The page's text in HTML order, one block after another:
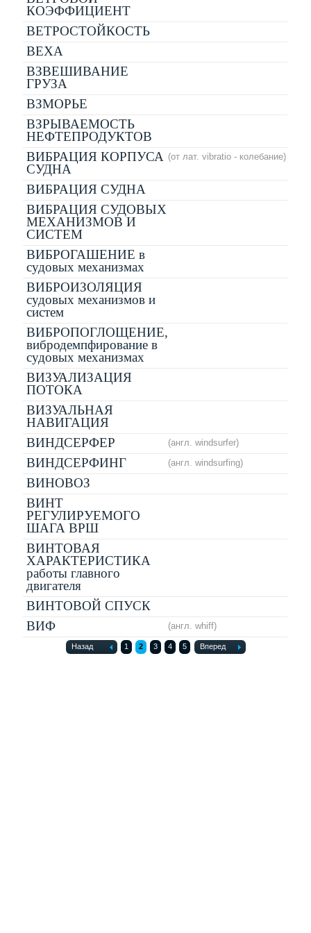
КОЭФФИЦИЕНТ
ВЕТРОСТОЙКОСТЬ
ВЕХА
ВЗВЕШИВАНИЕ
ГРУЗА
ВЗМОРЬЕ
ВЗРЫВАЕМОСТЬ
НЕФТЕПРОДУКТОВ
ВИБРАЦИЯ КОРПУСА
СУДНА
(от лат. vibratio - колебание)
ВИБРАЦИЯ СУДНА
ВИБРАЦИЯ СУДОВЫХ
МЕХАНИЗМОВ И
СИСТЕМ
ВИБРОГАШЕНИЕ в
судовых механизмах
ВИБРОИЗОЛЯЦИЯ
судовых механизмов и
систем
ВИБРОПОГЛОЩЕНИЕ,
вибродемпфирование в
судовых механизмах
ВИЗУАЛИЗАЦИЯ
ПОТОКА
ВИЗУАЛЬНАЯ
НАВИГАЦИЯ
ВИНДСЕРФЕР
(англ. windsurfer)
ВИНДСЕРФИНГ (англ. windsurfing)
ВИНОВОЗ
ВИНТ
РЕГУЛИРУЕМОГО
ШАГА ВРШ
ВИНТОВАЯ
ХАРАКТЕРИСТИКА
работы главного
двигателя
ВИНТОВОЙ СПУСК
ВИФ
(англ. whiff)
Назад 1 2 3 4 5 Вперед